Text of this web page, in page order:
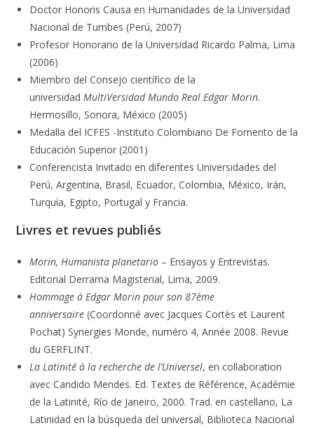
Doctor Honoris Causa en Humanidades de la Universidad
Nacional de Tumbes (Perú, 2007)
Profesor Honorario de la Universidad Ricardo Palma, Lima
(2006)
Miembro del Consejo científico de la
universidadMultiVersidad Mundo Real Edgar Morin.
Hermosillo, Sonora, México (2005)
Medalla del ICFES -Instituto Colombiano De Fomento de la
Educación Superior (2001)
Conferencista Invitado en diferentes Universidades del
Perú, Argentina, Brasil, Ecuador, Colombia, México, Irán,
Turquía, Egipto, Portugal y Francia.
Livres et revues publiés
Morin, Humanista planetario – Ensayos y Entrevistas.
Editorial Derrama Magisterial, Lima, 2009.
Hommage à Edgar Morin pour son 87ème
anniversaire (Coordonné avec Jacques Cortès et Laurent
Pochat) Synergies Monde, numéro 4, Année 2008. Revue
du GERFLINT.
La Latinité à la recherche de l’Universel, en collaboration
avec Candido Mendes. Ed. Textes de Référence, Académie
de la Latinité, Río de Janeiro, 2000. Trad. en castellano, La
Latinidad en la búsqueda del universal, Biblioteca Nacional